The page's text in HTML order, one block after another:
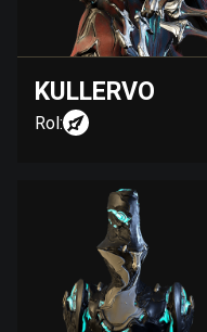
KULLERVO
Rol: